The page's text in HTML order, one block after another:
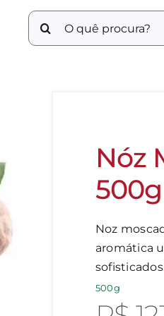
Buscar
resultados
Nóz
500g
Noz
aromática
500g